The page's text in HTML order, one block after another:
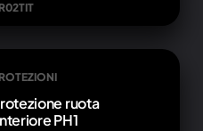
ruota
PH1